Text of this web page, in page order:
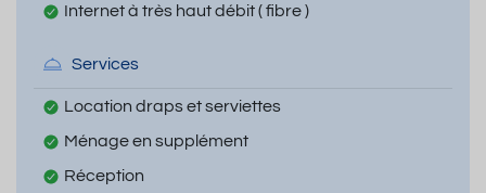
Internet à très haut débit ( fibre )
Services
Location draps et serviettes
Ménage en supplément
Réception